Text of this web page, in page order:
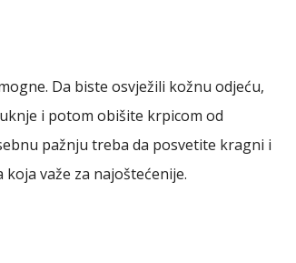
Da biste osvježili kožnu odjeću,
i potom obišite krpicom od
pažnju treba da posvetite kragni i
važe za najoštećenije.